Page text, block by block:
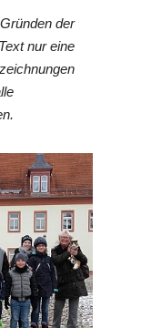
der
nur eine